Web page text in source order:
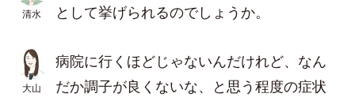
清水
として挙げられるのでしょうか。
大山
病院に行くほどじゃないんだけれど、なん
だか調子が良くないな、と思う程度の症状